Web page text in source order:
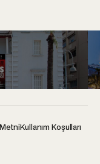
Kullanım Koşulları